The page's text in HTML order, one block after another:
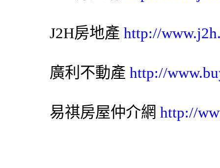
J2H房地產 http://
廣利不動產 http://
易祺房屋仲介網 http://